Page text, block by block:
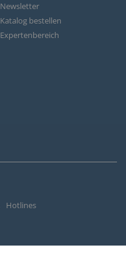
Newsletter
Katalog bestellen
Expertenbereich
Hotlines